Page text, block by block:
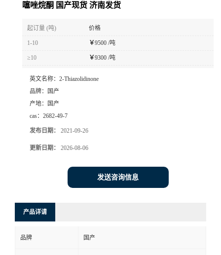
噻唑烷酮 国产现货 济南发货
起订量 (吨) 价格
1-10 ￥9500 /吨
≥10 ￥9300 /吨
英文名称： 2-Thiazolidinone
品牌：
国产
产地：
国产
cas： 2682-49-7
发布日期： 2021-09-26
更新日期： 2026-08-06
发送咨询信息
产品详请
品牌 国产